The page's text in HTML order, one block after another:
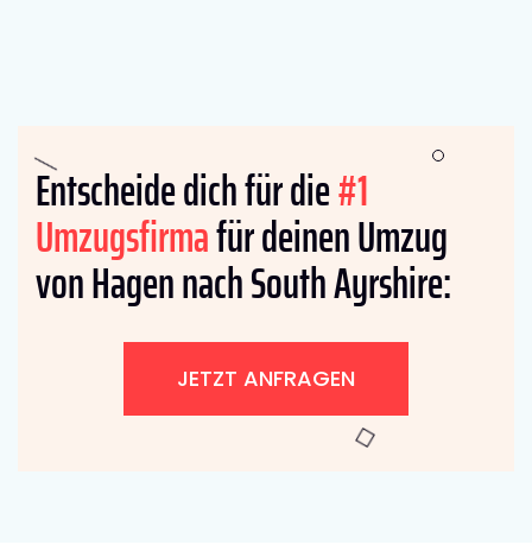
Entscheide dich für die#1
Umzugsfirmafür deinen Umzug
von Hagen nach South Ayrshire:
JETZT ANFRAGEN